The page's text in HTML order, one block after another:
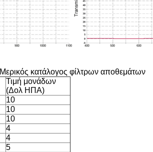
Μερικός κατάλογος φίλτρων αποθεμάτων
Τιμή μονάδων
(Δολ ΗΠΑ)
10
10
10
4
4
5